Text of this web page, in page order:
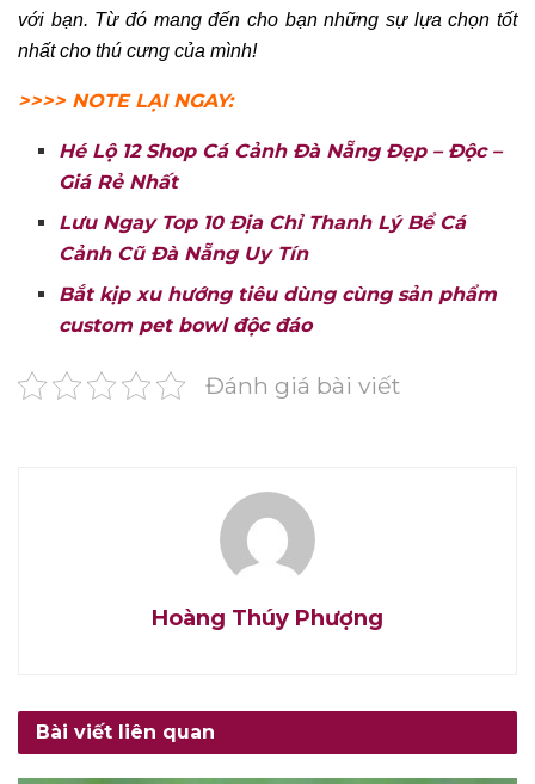
với bạn. Từ đó mang đến cho bạn những sự lựa chọn tốt
nhất cho thú cưng của mình!
>>>> NOTE LẠI NGAY:
Hé Lộ 12 Shop Cá Cảnh Đà Nẵng Đẹp – Độc –
Giá Rẻ Nhất
Lưu Ngay Top 10 Địa Chỉ Thanh Lý Bể Cá
Cảnh Cũ Đà Nẵng Uy Tín
Bắt kịp xu hướng tiêu dùng cùng sản phẩm
custom pet bowl độc đáo
Đánh giá bài viết
Hoàng Thúy Phượng
Bài viết liên quan